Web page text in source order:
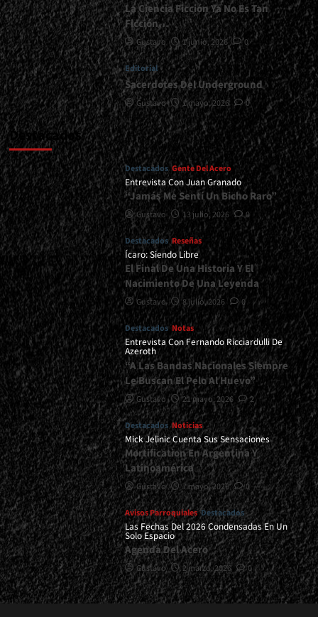
La Ciencia Ficción Ya No Es Tan
Ficción…
Gustavo 1 junio, 2026 0
Editorial
Sacerdotes Del Underground
Gustavo 1 mayo, 2026 0
Destacados
Destacados Gente Del Acero
Entrevista Con Juan Granado
“Jamás Me Sentí Un Bicho Raro”
Gustavo 13 julio, 2026 0
Destacados Reseñas
Ícaro: Siendo Libre
El Final De Una Historia Y El
Nacimiento De Una Leyenda
Gustavo 8 julio, 2026 0
Destacados Notas
Entrevista Con Fernando Ricciardulli De
Azeroth
“A Las Bandas Nacionales Siempre
Le Buscan El Pelo Al Huevo”
Gustavo 21 mayo, 2026 2
Destacados Noticias
Mick Jelinic Cuenta Sus Sensaciones
Mortification En Argentina Y
Latinoamérica
Gustavo 7 mayo, 2026 0
Avisos Parroquiales Destacados
Las Fechas Del 2026 Condensadas En Un
Solo Espacio
Agenda Del Acero
Gustavo 2 marzo, 2026 0